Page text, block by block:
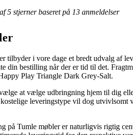
5 stjerner baseret på 13 anmeldelser
tilbyder i vore dage et bredt udvalg af
din bestilling når der er tid til det.
Play Triangle Dark Grey-Salt.
at vælge udbringning hjem til dig
leveringstype vil dog
på Tumle møbler er naturligvis rigtig